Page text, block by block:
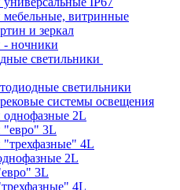
мебельные, витринные
и зеркал
- ночники
светильники
светильники
системы освещения
однофазные 2L
"евро" 3L
4L
2L
3L
4L